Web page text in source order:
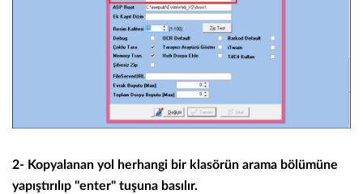
2- Kopyalanan yol herhangi bir klasörün arama bölümüne
yapıştırılıp "enter" tuşuna basılır.